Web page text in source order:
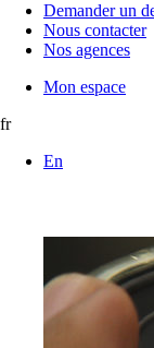
Demander un
Nous contacter
Nos agences
Mon espace
fr
En